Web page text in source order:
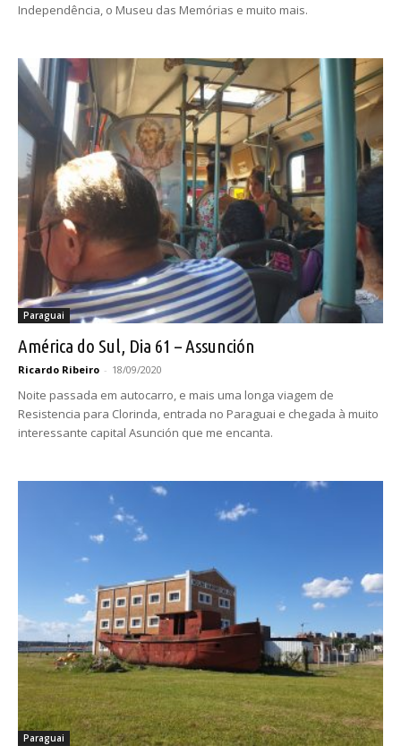
Independência, o Museu das Memórias e muito mais.
Paraguai
América do Sul, Dia 61 – Assunción
Ricardo Ribeiro - 18/09/2020
Noite passada em autocarro, e mais uma longa viagem de
Resistencia para Clorinda, entrada no Paraguai e chegada à muito
interessante capital Asunción que me encanta.
Paraguai